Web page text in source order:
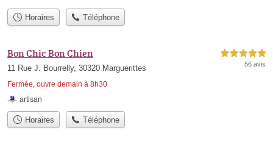
Horaires Téléphone
Bon Chic Bon Chien
11 Rue J. Bourrelly, 30320 Marguerittes
Fermée, ouvre demain à 8h30
5,0 étoiles sur 5
56 avis
artisan
Horaires Téléphone